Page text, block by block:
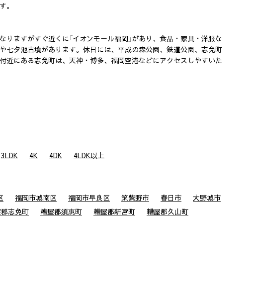
。
ますがすぐ近くに「イオンモール福岡」があり、食品・家具・洋服な
七夕池古墳があります。休日には、平成の森公園、鉄道公園、志免町
にある志免町は、天神・博多、福岡空港などにアクセスしやすいた
3LDK 4K 4DK 4LDK以上
福岡市城南区 福岡市早良区 筑紫野市 春日市
大野城市
志免町 糟屋郡須惠町 糟屋郡新宮町
糟屋郡久山町